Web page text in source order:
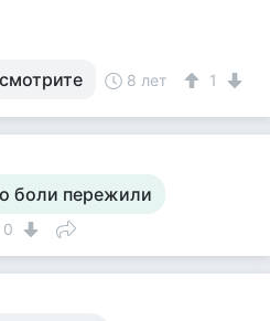
8 лет 1
боли пережили
0